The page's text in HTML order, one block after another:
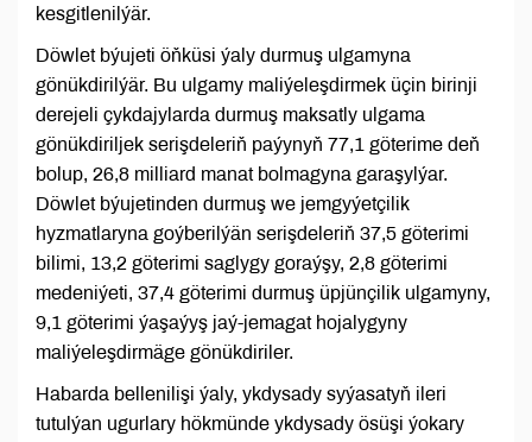
kesgitlenilýär.
Döwlet býujeti öňküsi ýaly durmuş ulgamyna
gönükdirilýär. Bu ulgamy maliýeleşdirmek üçin birinji
derejeli çykdajylarda durmuş maksatly ulgama
gönükdiriljek serişdeleriň paýynyň 77,1 göterime deň
bolup, 26,8 milliard manat bolmagyna garaşylýar.
Döwlet býujetinden durmuş we jemgyýetçilik
hyzmatlaryna goýberilýän serişdeleriň 37,5 göterimi
bilimi, 13,2 göterimi saglygy goraýşy, 2,8 göterimi
medeniýeti, 37,4 göterimi durmuş üpjünçilik ulgamyny,
9,1 göterimi ýaşaýyş jaý-jemagat hojalygyny
maliýeleşdirmäge gönükdiriler.
Habarda bellenilişi ýaly, ykdysady syýasatyň ileri
tutulýan ugurlary hökmünde ykdysady ösüşi ýokary